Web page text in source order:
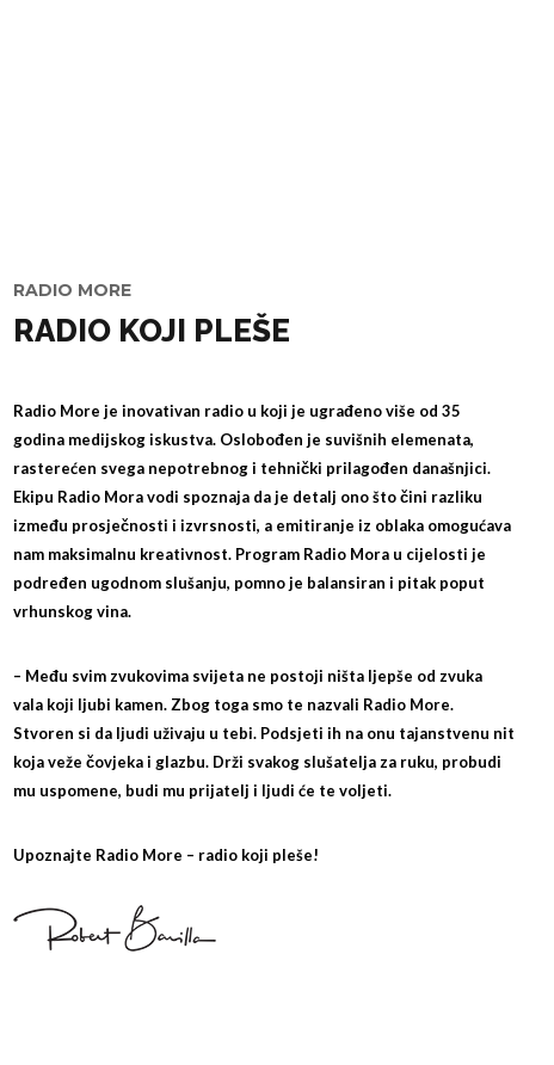
RADIO MORE
RADIO KOJI PLEŠE
Radio More je inovativan radio u koji je ugrađeno više od 35
godina medijskog iskustva. Oslobođen je suvišnih elemenata,
rasterećen svega nepotrebnog i tehnički prilagođen današnjici.
Ekipu Radio Mora vodi spoznaja da je detalj ono što čini razliku
između prosječnosti i izvrsnosti, a emitiranje iz oblaka omogućava
nam maksimalnu kreativnost. Program Radio Mora u cijelosti je
podređen ugodnom slušanju, pomno je balansiran i pitak poput
vrhunskog vina.
– Među svim zvukovima svijeta ne postoji ništa ljepše od zvuka
vala koji ljubi kamen. Zbog toga smo te nazvali Radio More.
Stvoren si da ljudi uživaju u tebi. Podsjeti ih na onu tajanstvenu nit
koja veže čovjeka i glazbu. Drži svakog slušatelja za ruku, probudi
mu uspomene, budi mu prijatelj i ljudi će te voljeti.
Upoznajte Radio More – radio koji pleše!